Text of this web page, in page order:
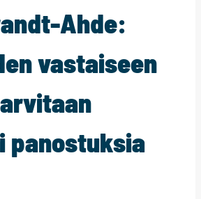
Ahde:
vastaiseen
panostuksia